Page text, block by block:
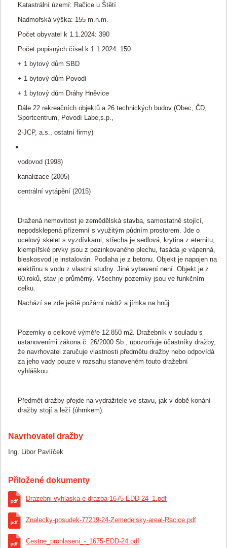
13:33:44,049
8 050 000 CZK.
3. Prosinec 2024
13:32:50,186
Čas pro učinění dalších podání se posouvá o 5
minut od okamžiku posledního podání.
3. Prosinec 2024
Účastník dražby1397činí podání ve výši
3. Prosinec 2024
13:32:07,257
Čas pro učinění dalších podání se posouvá o 5
13:32:07,256
7 860 000 CZK.
13:31:23,091
podání vyšší, než bylo podání naposled učiněné
3. Prosinec 2024
Podruhé pro účastníka dražby
13:29:23,091
3. Prosinec 2024
13:27:23,091
Účastník dražby1397 činí podání ve výši
7 840 000 CZK .
3. Prosinec 2024
13:26:39,017
Čas pro učinění dalších podání se posouvá o 5
minut od okamžiku posledního podání.
3. Prosinec 2024
13:26:39,016
Účastník dražby 1409 činí podání ve výši
3. Prosinec 2024
13:26:05,199
Účastník dražby1397činí podání ve výši
7 320 000 CZK.
3. Prosinec 2024
13:25:34,795
Čas pro učinění dalších podání se posouvá o 5
7 020 000 CZK .
3. Prosinec 2024
Čas pro učinění dalších podání se posouvá o 5
3. Prosinec 2024
Účastník dražby
7 000 000 CZK
3. Prosinec 2024
13:01:17,802
6 500 000 CZK.
3. Prosinec 2024
13:00:15,738
Účastník dražby 1409učinil nejnižší podání
3. Prosinec 2024
Zahájení dražby. Čiňte prosím podání.
Katastrální území: Račice u Štětí
Nadmořská výška: 155 m.n.m.
Počet obyvatel k 1.1.2024: 390
Počet popisných čísel k 1.1.2024: 150
+ 1 bytový dům SBD
+ 1 bytový dům Povodí
+ 1 bytový dům Dráhy Hněvice
Dále 22 rekreačních objektů a 26 technických budov (Obec, ČD,
Sportcentrum, Povodí Labe,s.p.,
2-JCP, a.s., ostatní firmy)
vodovod (1998)
kanalizace (2005)
centrální vytápění (2015)
Dražená nemovitost je zemědělská stavba, samostatně stojící,
nepodsklepená přízemní s využitým půdním prostorem. Jde o
ocelový skelet s vyzdívkami, střecha je sedlová, krytina z eternitu,
klempířské prvky jsou z pozinkovaného plechu, fasáda je vápenná,
bleskosvod je instalován. Podlaha je z betonu. Objekt je napojen na
elektřinu s vodu z vlastní studny. Jiné vybavení není. Objekt je z
60.roků, stav je průměrný. Všechny pozemky jsou ve funkčním
celku.
Nachází se zde ještě požární nádrž a jímka na hnůj.
Pozemky o celkové výměře 12.850 m2. Dražebník v souladu s
ustanoveními zákona č. 26/2000 Sb., upozorňuje účastníky dražby,
že navrhovatel zaručuje vlastnosti předmětu dražby nebo odpovídá
za jeho vady pouze v rozsahu stanoveném touto dražební
vyhláškou.
Předmět dražby přejde na vydražitele ve stavu, jak v době konání
dražby stojí a leží (úhrnkem).
Navrhovatel dražby
Ing. Libor Pavlíček
Přiložené dokumenty
Drazebni-vyhlaska-e-drazba-1675-EDD-24_1.pdf
Znalecky-posudek-77219-24-Zemedelsky-areal-Racice.pdf
Cestne_prohlaseni_-_1675-EDD-24.pdf